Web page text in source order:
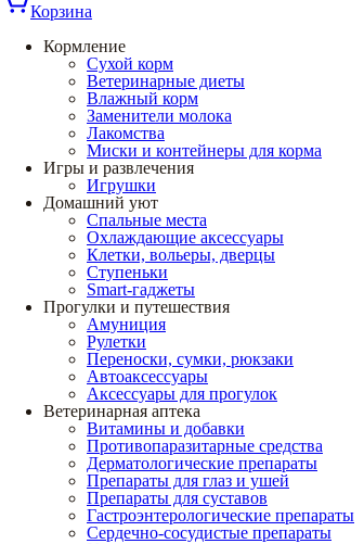
Корзина
Кормление
Сухой корм
Ветеринарные диеты
Влажный корм
Заменители молока
Лакомства
Миски и контейнеры для корма
Игры и развлечения
Игрушки
Домашний уют
Спальные места
Охлаждающие аксессуары
Клетки, вольеры, дверцы
Ступеньки
Smart-гаджеты
Прогулки и путешествия
Амуниция
Рулетки
Переноски, сумки, рюкзаки
Автоаксессуары
Аксессуары для прогулок
Ветеринарная аптека
Витамины и добавки
Противопаразитарные средства
Дерматологические препараты
Препараты для глаз и ушей
Препараты для суставов
Гастроэнтерологические препараты
Сердечно-сосудистые препараты